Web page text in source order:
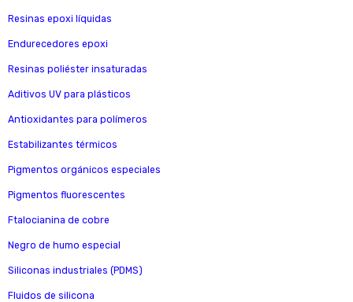
Resinas epoxi líquidas
Endurecedores epoxi
Resinas poliéster insaturadas
Aditivos UV para plásticos
Antioxidantes para polímeros
Estabilizantes térmicos
Pigmentos orgánicos especiales
Pigmentos fluorescentes
Ftalocianina de cobre
Negro de humo especial
Siliconas industriales (PDMS)
Fluidos de silicona